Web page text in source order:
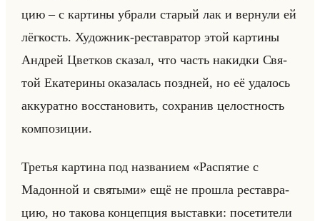
цию – с кар­ти­ны убра­ли ста­рый лак и вер­ну­ли ей
лёг­кость. Ху­дож­ник-ре­став­ра­тор этой кар­ти­ны
Ан­дрей Цвет­ков ска­зал, что часть на­кид­ки Свя­
той Ека­те­ри­ны ока­за­лась позд­ней, но её уда­лось
ак­ку­рат­но вос­ста­но­вить, со­хра­нив це­лост­ность
ком­по­зи­ции.
Тре­тья кар­ти­на под на­зва­ни­ем «Распятие с
Мадонной и святыми» ещё не про­шла ре­став­ра­
цию, но та­ко­ва кон­цеп­ция вы­став­ки: по­се­ти­те­ли